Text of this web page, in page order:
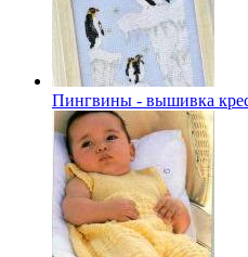
Пингвины - вышивка